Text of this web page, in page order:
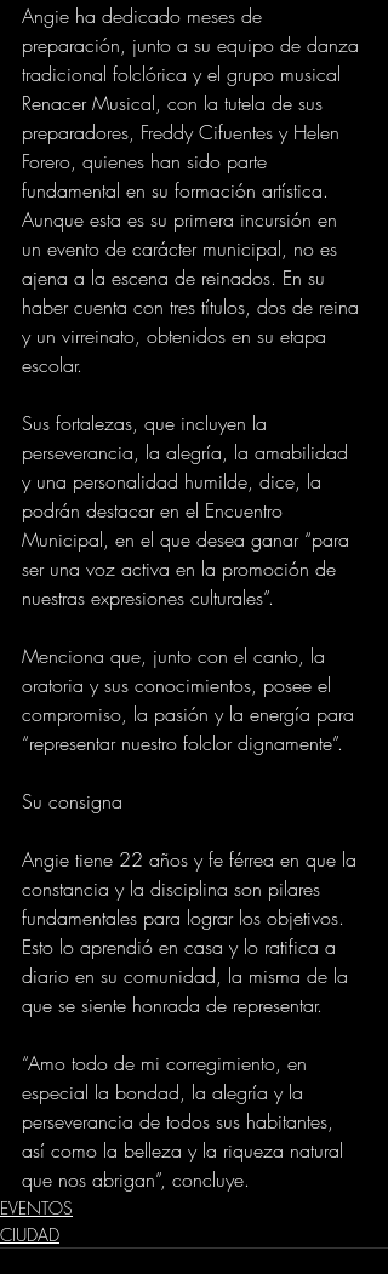
Angie ha dedicado meses de
preparación, junto a su equipo de danza
tradicional folclórica y el grupo musical
Renacer Musical, con la tutela de sus
preparadores, Freddy Cifuentes y Helen
Forero, quienes han sido parte
fundamental en su formación artística.
Aunque esta es su primera incursión en
un evento de carácter municipal, no es
ajena a la escena de reinados. En su
haber cuenta con tres títulos, dos de reina
y un virreinato, obtenidos en su etapa
escolar.
Sus fortalezas, que incluyen la
perseverancia, la alegría, la amabilidad
y una personalidad humilde, dice, la
podrán destacar en el Encuentro
Municipal, en el que desea ganar “para
ser una voz activa en la promoción de
nuestras expresiones culturales”.
Menciona que, junto con el canto, la
oratoria y sus conocimientos, posee el
compromiso, la pasión y la energía para
“representar nuestro folclor dignamente”.
Su consigna
Angie tiene 22 años y fe férrea en que la
constancia y la disciplina son pilares
fundamentales para lograr los objetivos.
Esto lo aprendió en casa y lo ratifica a
diario en su comunidad, la misma de la
que se siente honrada de representar.
“Amo todo de mi corregimiento, en
especial la bondad, la alegría y la
perseverancia de todos sus habitantes,
así como la belleza y la riqueza natural
que nos abrigan”, concluye.
EVENTOS
CIUDAD